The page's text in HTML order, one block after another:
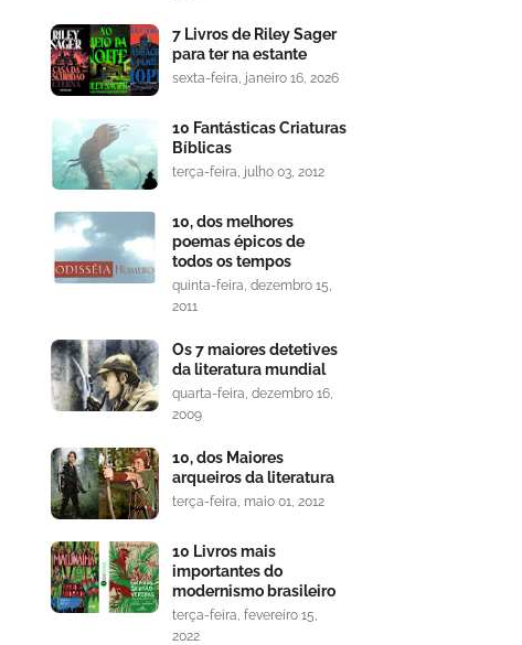
7 Livros de Riley Sager
para ter na estante
sexta-feira, janeiro 16, 2026
10 Fantásticas Criaturas
Bíblicas
terça-feira, julho 03, 2012
10, dos melhores
poemas épicos de
todos os tempos
quinta-feira, dezembro 15,
2011
Os 7 maiores detetives
da literatura mundial
quarta-feira, dezembro 16,
2009
10, dos Maiores
arqueiros da literatura
terça-feira, maio 01, 2012
10 Livros mais
importantes do
modernismo brasileiro
terça-feira, fevereiro 15,
2022